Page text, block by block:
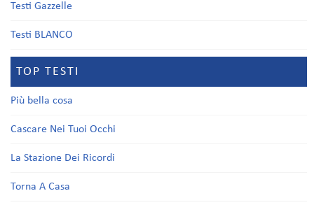
Testi Gazzelle
Testi BLANCO
TOP TESTI
Più bella cosa
Cascare Nei Tuoi Occhi
La Stazione Dei Ricordi
Torna A Casa